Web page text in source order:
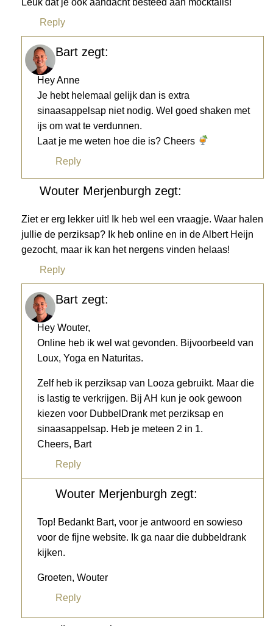
Reply
Bart zegt:
Hey Anne
Je hebt helemaal gelijk dan is extra
sinaasappelsap niet nodig. Wel goed shaken met
ijs om wat te verdunnen.
Laat je me weten hoe die is? Cheers
Reply
Wouter Merjenburgh zegt:
Ziet er erg lekker uit! Ik heb wel een vraagje. Waar halen
jullie de perziksap? Ik heb online en in de Albert Heijn
gezocht, maar ik kan het nergens vinden helaas!
Reply
Bart zegt:
Hey Wouter,
Online heb ik wel wat gevonden. Bijvoorbeeld van
Loux, Yoga en Naturitas.
Zelf heb ik perziksap van Looza gebruikt. Maar die
is lastig te verkrijgen. Bij AH kun je ook gewoon
kiezen voor DubbelDrank met perziksap en
sinaasappelsap. Heb je meteen 2 in 1.
Cheers, Bart
Reply
Wouter Merjenburgh zegt:
Top! Bedankt Bart, voor je antwoord en sowieso
voor de fijne website. Ik ga naar die dubbeldrank
kijken.
Groeten, Wouter
Reply